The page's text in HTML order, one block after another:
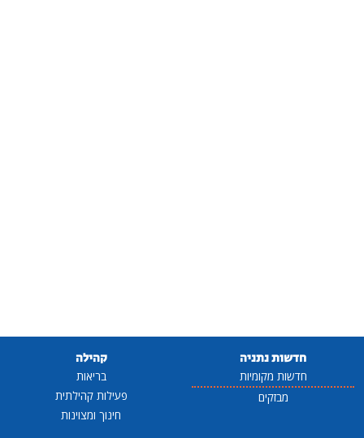
חדשות נתניה
חדשות מקומיות
מבזקים
קהילה
בריאות
פעילות קהילתית
חינוך ומצוינות